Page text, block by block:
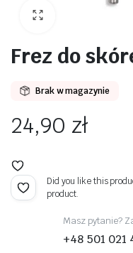
Frez do
Brak w magazynie
24,90 zł
Did you like this
product.
Masz pytanie?
+48 501 021